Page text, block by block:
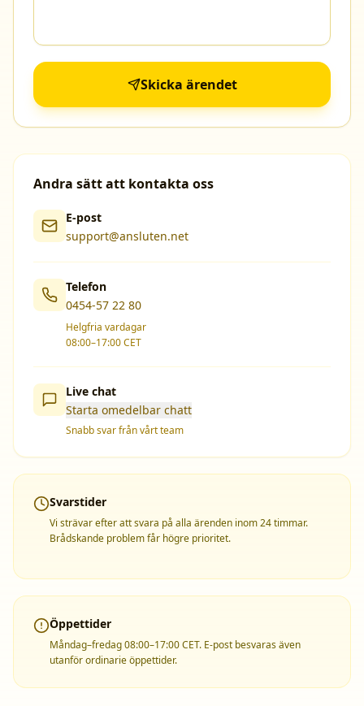
Skicka ärendet
Andra sätt att kontakta oss
E-post
support@ansluten.net
Telefon
0454-57 22 80
Helgfria vardagar
08:00–17:00 CET
Live chat
Starta omedelbar chatt
Snabb svar från vårt team
Svarstider
Vi strävar efter att svara på alla ärenden inom 24 timmar.
Brådskande problem får högre prioritet.
Öppettider
Måndag–fredag 08:00–17:00 CET. E-post besvaras även
utanför ordinarie öppettider.